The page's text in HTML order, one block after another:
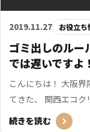
2019.11.27 お役立ち
ゴミ出しのルー
では遅いですよ！
こんにちは！ 大阪
てきた、 関西エコ
続きを読む